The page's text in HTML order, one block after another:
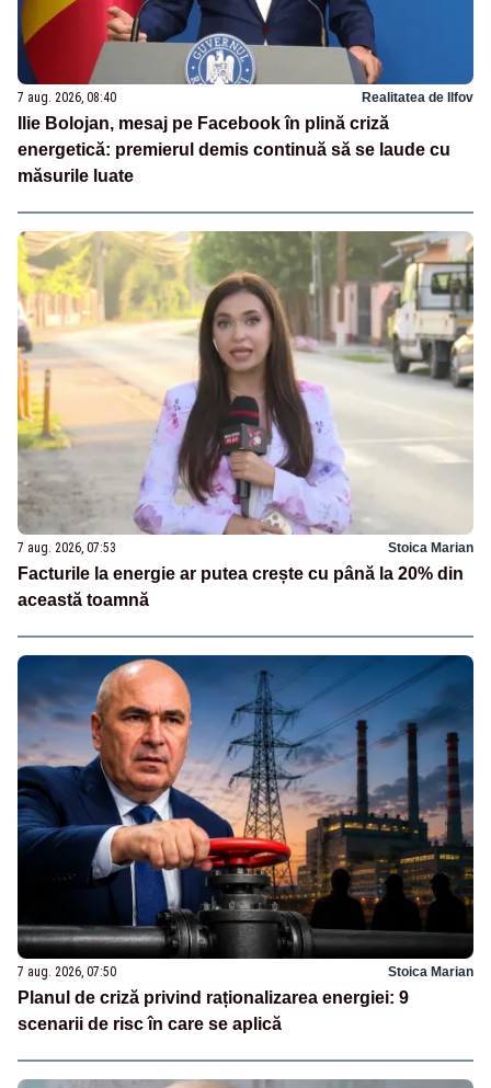
7 aug. 2026, 08:40 Realitatea de Ilfov
Ilie Bolojan, mesaj pe Facebook în plină criză
energetică: premierul demis continuă să se laude cu
măsurile luate
7 aug. 2026, 07:53 Stoica Marian
Facturile la energie ar putea crește cu până la 20% din
această toamnă
7 aug. 2026, 07:50 Stoica Marian
Planul de criză privind raționalizarea energiei: 9
scenarii de risc în care se aplică